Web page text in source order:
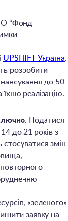
“Фонд
UPSHIFT Україна.
розробити
до 50
їхню реалізацію.
. Податися
до 21 років з
стосуватися змін
«зеленого»
заявку на